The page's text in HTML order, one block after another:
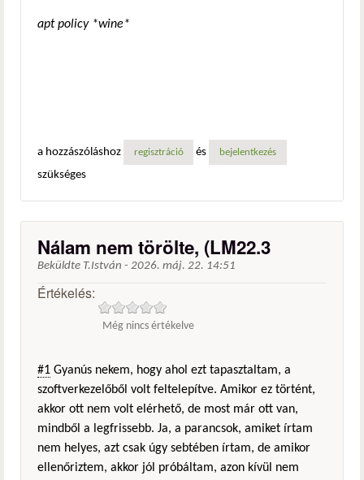
apt policy *wine*
a hozzászóláshoz regisztráció és bejelentkezés
szükséges
Nálam nem törölte, (LM22.3
Beküldte T.István - 2026. máj. 22. 14:51
Értékelés:
Még nincs értékelve
#1 Gyanús nekem, hogy ahol ezt tapasztaltam, a
szoftverkezelőből volt feltelepítve. Amikor ez történt,
akkor ott nem volt elérhető, de most már ott van,
mindből a legfrissebb. Ja, a parancsok, amiket írtam
nem helyes, azt csak úgy sebtében írtam, de amikor
ellenőriztem, akkor jól próbáltam, azon kívül nem